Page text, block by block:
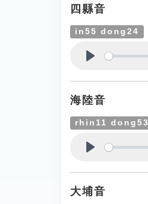
四縣音
in55 dong24
海陸音
rhin11 dong53
大埔音